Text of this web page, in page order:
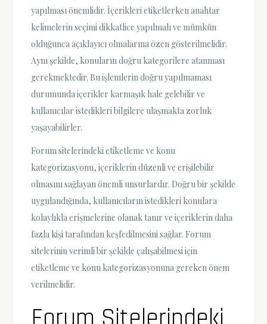
yapılması önemlidir. İçerikleri etiketlerken anahtar
kelimelerin seçimi dikkatlice yapılmalı ve mümkün
olduğunca açıklayıcı olmalarına özen gösterilmelidir.
Aynı şekilde, konuların doğru kategorilere atanması
gerekmektedir. Bu işlemlerin doğru yapılmaması
durumunda içerikler karmaşık hale gelebilir ve
kullanıcılar istedikleri bilgilere ulaşmakta zorluk
yaşayabilirler.
Forum sitelerindeki etiketleme ve konu
kategorizasyonu, içeriklerin düzenli ve erişilebilir
olmasını sağlayan önemli unsurlardır. Doğru bir şekilde
uygulandığında, kullanıcıların istedikleri konulara
kolaylıkla erişmelerine olanak tanır ve içeriklerin daha
fazla kişi tarafından keşfedilmesini sağlar. Forum
sitelerinin verimli bir şekilde çalışabilmesi için
etiketleme ve konu kategorizasyonuna gereken önem
verilmelidir.